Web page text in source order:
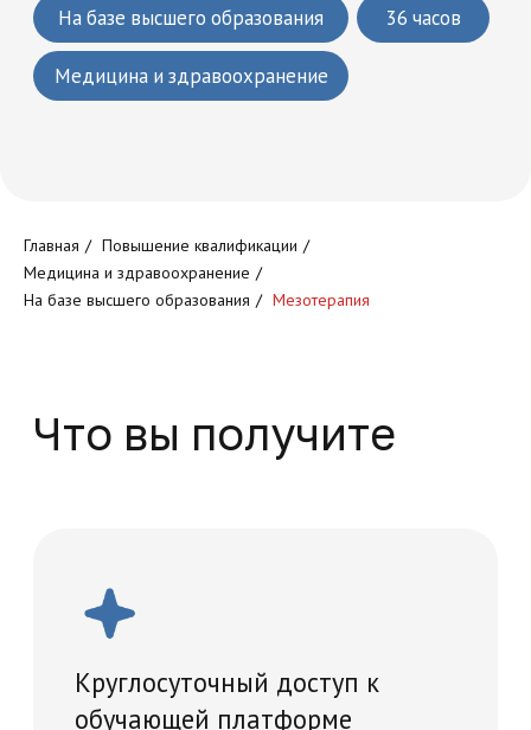
Главная / Повышение квалификации /
Медицина и здравоохранение /
На базе высшего образования / Мезотерапия
Что вы получите
Круглосуточный доступ к
обучающей платформе
тестирование
Доступ к обучающим